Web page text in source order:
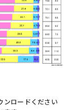
ンロードください